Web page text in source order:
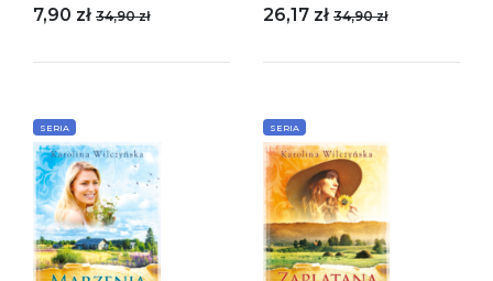
7,90 zł 34,90 zł 26,17 zł 34,90 zł
SERIA SERIA